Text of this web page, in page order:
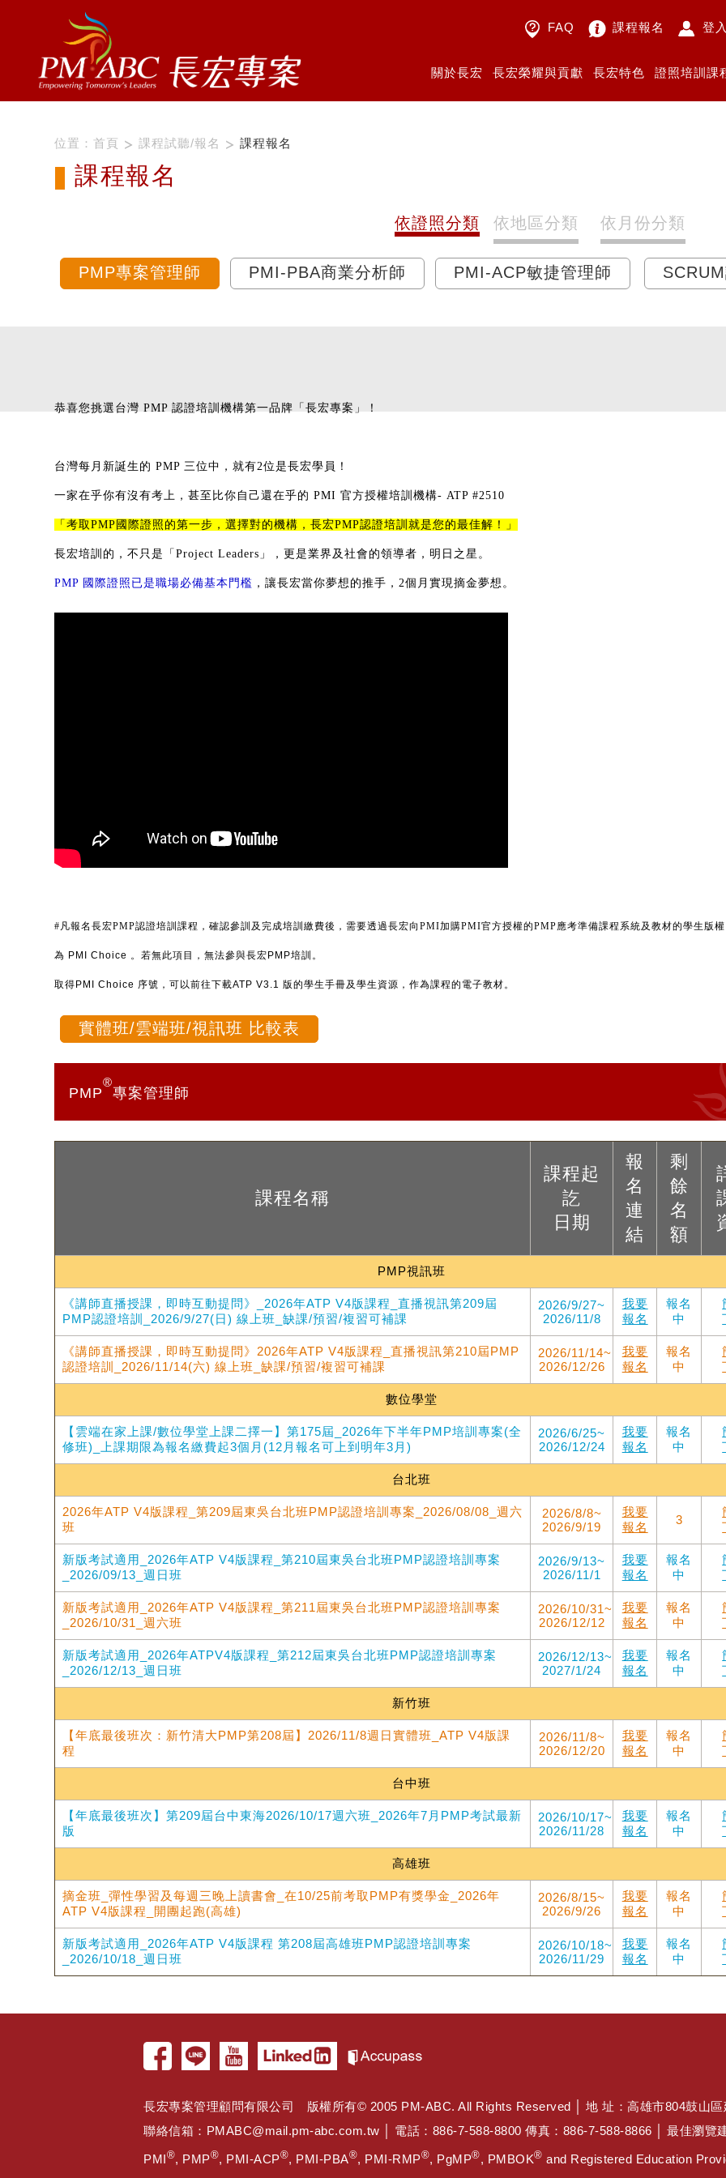
證照培訓課
長宏特色
長宏榮耀與貢獻
關於長宏
登
課程報名
FAQ
位置：首頁 課程試聽/報名 課程報名
課程報名
依證照分類 依地區分類 依月份分類
PMP專案管理師 PMI-PBA商業分析師 PMI-ACP敏捷管理師
恭喜您挑選台灣 PMP 認證培訓機構第一品牌「長宏專案」！
台灣每月新誕生的 PMP 三位中，就有2位是長宏學員！
一家在乎你有沒有考上，甚至比你自己還在乎的PMI 官方授權培訓機構- ATP #2510
「考取PMP國際證照的第一步，選擇對的機構，長宏PMP認證培訓就是您的最佳解！」
長宏培訓的，不只是「Project Leaders」，更是業界及社會的領導者，明日之星。
PMP 國際證照已是職場必備基本門檻 ，讓長宏當你夢想的推手，2個月實現摘金夢想。
#凡報名長宏PMP認證培訓課程，確認參訓及完成培訓繳費後，需要透過長宏向PMI加購PMI官方授權的PMP應考準備課程系統及教材的學生版
為 PMI Choice 。若無此項目，無法參與長宏PMP培訓。
取得PMI Choice 序號，可以前往下載ATP V3.1 版的學生手冊及學生資源，作為課程的電子教材。
實體班/雲端班/視訊班 比較表
PMP
®
專案管理師
課程名稱
課程起
訖
日期
報
名
連
結
剩
餘
名
額
PMP視訊班
《講師直播授課，即時互動提問》_2026年ATP V4版課程_直播視訊第209屆
PMP認證培訓_2026/9/27(日) 線上班_缺課/預習/複習可補課
2026/9/27~
2026/11/8
我要
報名
報名
中
《講師直播授課，即時互動提問》2026年ATP V4版課程_直播視訊第210屆PMP
認證培訓_2026/11/14(六) 線上班_缺課/預習/複習可補課
2026/11/14~
2026/12/26
我要
報名
報名
中
數位學堂
【雲端在家上課/數位學堂上課二擇一】第175屆_2026年下半年PMP培訓專案(全
修班)_上課期限為報名繳費起3個月(12月報名可上到明年3月)
2026/6/25~
2026/12/24
我要
報名
報名
中
台北班
2026年ATP V4版課程_第209屆東吳台北班PMP認證培訓專案_2026/08/08_週六
班
2026/8/8~
2026/9/19
我要
報名
3
新版考試適用_2026年ATP V4版課程_第210屆東吳台北班PMP認證培訓專案
_2026/09/13_週日班
2026/9/13~
2026/11/1
我要
報名
報名
中
新版考試適用_2026年ATP V4版課程_第211屆東吳台北班PMP認證培訓專案
_2026/10/31_週六班
2026/10/31~
2026/12/12
我要
報名
報名
中
新版考試適用_2026年ATPV4版課程_第212屆東吳台北班PMP認證培訓專案
_2026/12/13_週日班
2026/12/13~
2027/1/24
我要
報名
報名
中
新竹班
【年底最後班次：新竹清大PMP第208屆】2026/11/8週日實體班_ATP V4版課
程
2026/11/8~
2026/12/20
我要
報名
報名
中
台中班
【年底最後班次】第209屆台中東海2026/10/17週六班_2026年7月PMP考試最新
版
2026/10/17~
2026/11/28
我要
報名
報名
中
高雄班
摘金班_彈性學習及每週三晚上讀書會_在10/25前考取PMP有獎學金_2026年
ATP V4版課程_開團起跑(高雄)
2026/8/15~
2026/9/26
我要
報名
報名
中
新版考試適用_2026年ATP V4版課程 第208屆高雄班PMP認證培訓專案
_2026/10/18_週日班
2026/10/18~
2026/11/29
我要
報名
報名
中
長宏專案管理顧問有限公司 版權所有© 2005 PM-ABC. All Rights Reserved │ 地 址：高雄市804鼓山區
聯絡信箱： PMABC@mail.pm-abc.com.tw │ 電話：886-7-588-8800 傳真：886-7-588-8866 │ 最佳瀏覽
PMI®, PMP®, PMI-ACP®, PMI-PBA®, PMI-RMP®, PgMP®, PMBOK® and Registered Education